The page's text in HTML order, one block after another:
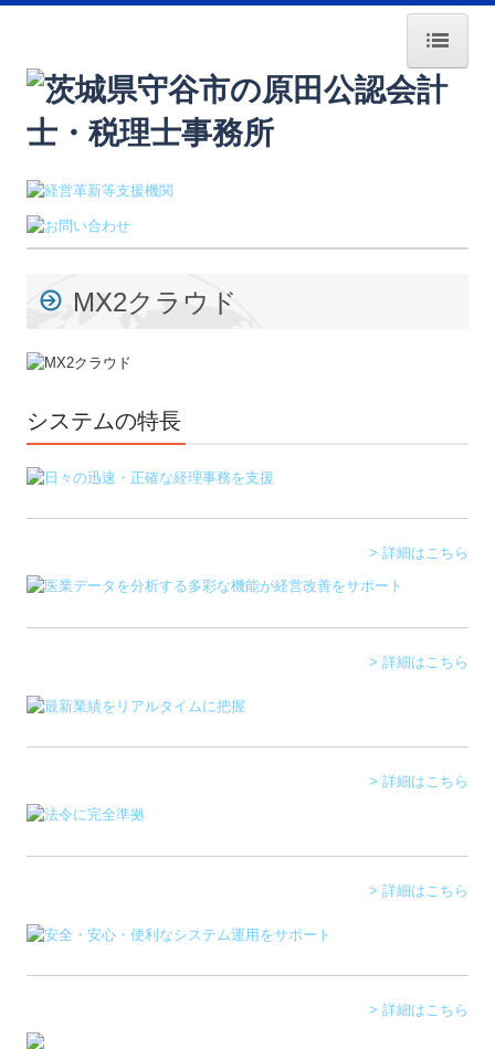
HOME
採用情報
経営者塾・ｾﾐﾅｰ案内
経営者のみなさまへ
交通案内
セカンドオピニオンサービス
リンク集
MX2クラウド
システムの特長
> 詳細はこちら
> 詳細はこちら
> 詳細はこちら
> 詳細はこちら
> 詳細はこちら